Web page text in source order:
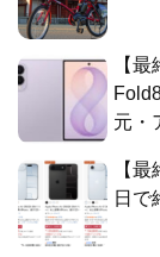
【
元・
【
日で